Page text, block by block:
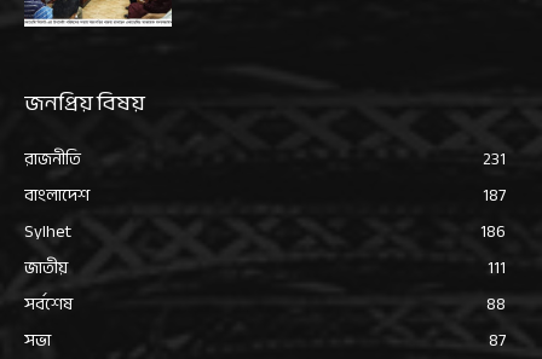
জনপ্রিয় বিষয়
রাজনীতি
231
বাংলাদেশ
187
Sylhet
186
জাতীয়
111
সর্বশেষ
88
সভা
87